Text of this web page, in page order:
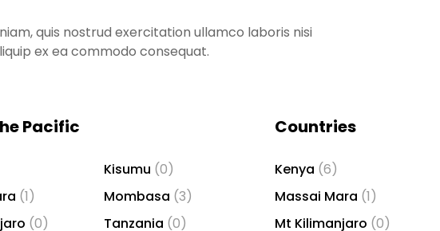
quis nostrud exercitation ullamco laboris nisi
ex ea commodo consequat.
Pacific
Kisumu (0)
(1) Mombasa (3)
(0) Tanzania (0)
Countries
Kenya (6)
Massai Mara (1)
Mt Kilimanjaro (0)